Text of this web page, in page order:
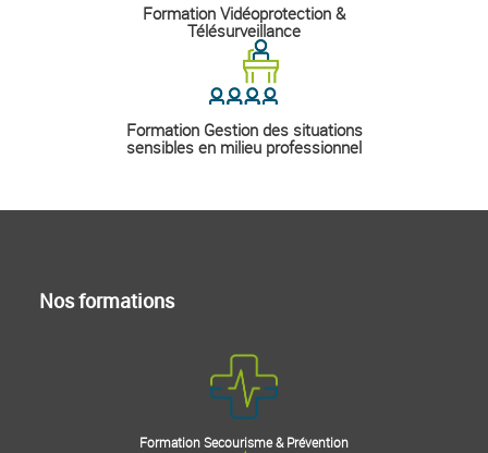
Formation Vidéoprotection &
Télésurveillance
Formation Gestion des situations
sensibles en milieu professionnel
Nos formations
Formation Secourisme & Prévention